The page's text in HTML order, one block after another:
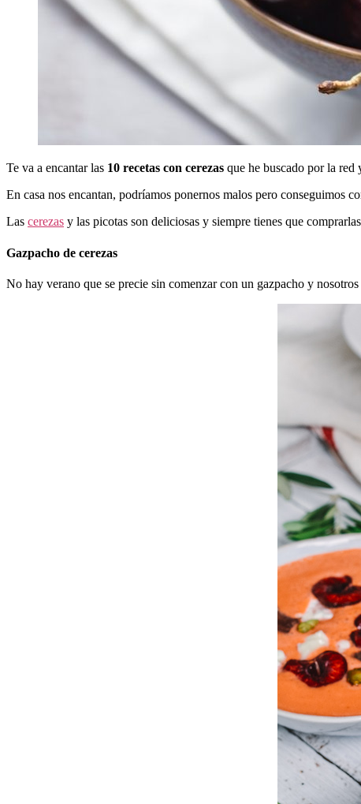
Te va a encantar las 10 recetas con cerezas que he buscado por la red
En casa nos encantan, podríamos ponernos malos pero conseguimos
Las cerezas y las picotas son deliciosas y siempre tienes que
Gazpacho de cerezas
No hay verano que se precie sin comenzar con un gazpacho y